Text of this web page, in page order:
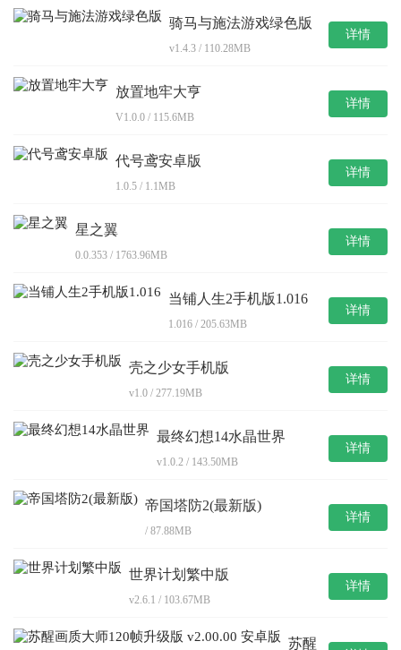
骑马与施法游戏绿色版
v1.4.3 / 110.28MB
详情
放置地牢大亨
V1.0.0 / 115.6MB
详情
代号鸢安卓版
1.0.5 / 1.1MB
详情
星之翼
0.0.353 / 1763.96MB
详情
当铺人生2手机版1.016
1.016 / 205.63MB
详情
壳之少女手机版
v1.0 / 277.19MB
详情
最终幻想14水晶世界
v1.0.2 / 143.50MB
详情
帝国塔防2(最新版)
/ 87.88MB
详情
世界计划繁中版
v2.6.1 / 103.67MB
详情
苏醒